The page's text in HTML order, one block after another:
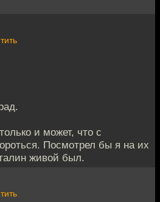
и может, что с
Посмотрел бы я на их
живой был.